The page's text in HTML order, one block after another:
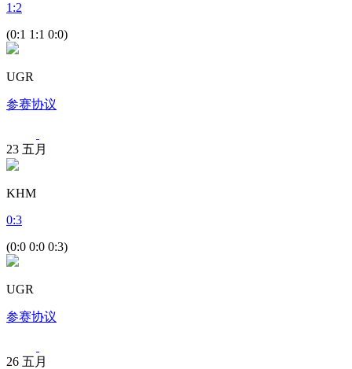
1 :2
(0:1 1:1 0:0)
UGR
参赛协议
23 五月
KHM
0:3
(0:0 0:0 0:3)
UGR
参赛协议
26 五月